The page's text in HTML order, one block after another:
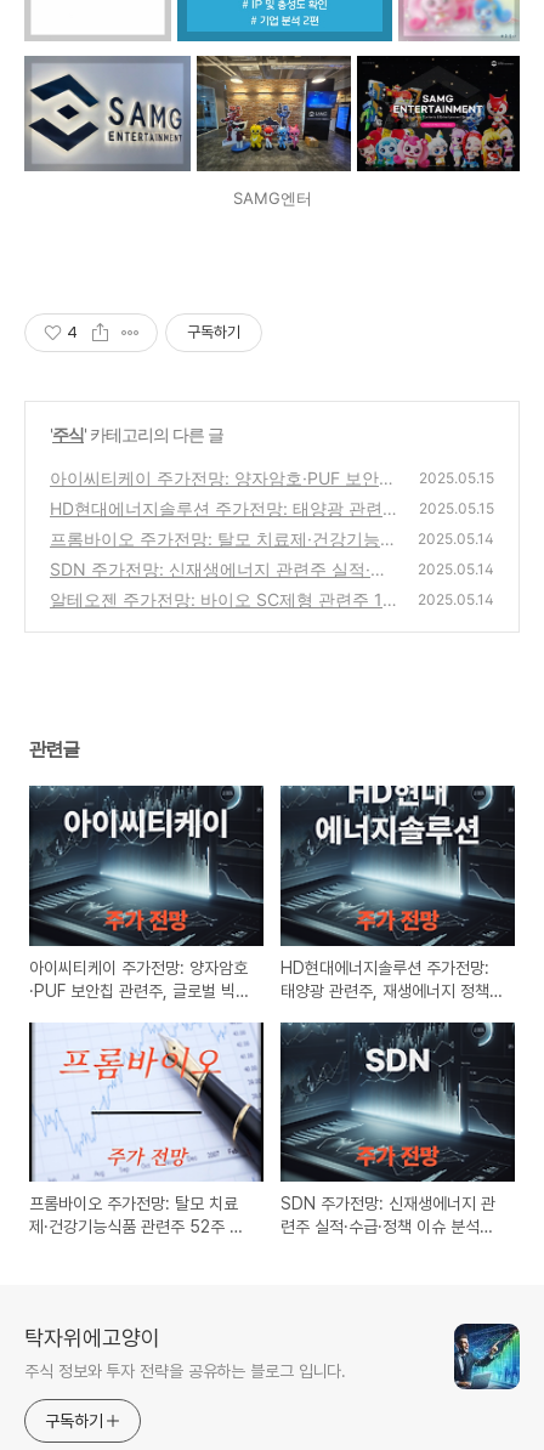
SAMG엔터
4 구독하기
'주식' 카테고리의 다른 글
아이씨티케이 주가전망: 양자암호·PUF 보안칩
관련주, 글로벌 빅테크 수혜와 실적 턴어라운
드 분석 (2025년 5월)
(1)
2025.05.15
HD현대에너지솔루션 주가전망: 태양광 관련
주, 재생에너지 정책·실적 개선 모멘텀 분석 (2
025년 5월)
(4)
2025.05.15
프롬바이오 주가전망: 탈모 치료제·건강기능식
품 관련주 52주 신고가 및 바이오 신사업 분석
(2025년 5월)
(3)
2025.05.14
SDN 주가전망: 신재생에너지 관련주 실적·수
급·정책 이슈 분석 (2025년 5월)
(0)
2025.05.14
알테오젠 주가전망: 바이오 SC제형 관련주 1
2025.05.14
관련글
아이씨티케이 주가전망: 양자암호
·PUF 보안칩 관련주, 글로벌 빅테
HD현대에너지솔루션 주가전망:
태양광 관련주, 재생에너지 정책·
5월)
프롬바이오 주가전망: 탈모 치료
제·건강기능식품 관련주 52주 신
SDN 주가전망: 신재생에너지 관
련주 실적·수급·정책 이슈 분석
탁자위에고양이
주식 정보와 투자 전략을 공유하는 블로그 입니다.
구독하기